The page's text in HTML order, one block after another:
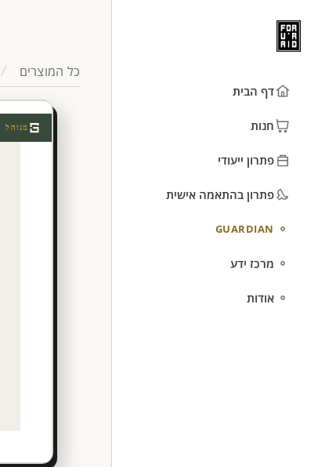
דף הבית
חנות
פתרון ייעודי
פתרון בהתאמה אישית
GUARDIAN
מרכז ידע
אודות
כל המוצרים
מנוהל